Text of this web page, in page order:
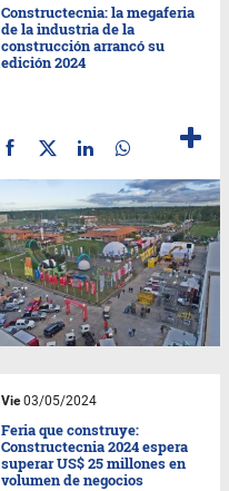
Constructecnia: la megaferia
de la industria de la
construcción arrancó su
edición 2024
Vie03/05/2024
Feria que construye:
Constructecnia 2024 espera
superar US$ 25 millones en
volumen de negocios